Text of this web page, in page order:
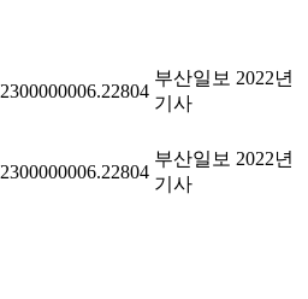
부산일보 2022년
기사
부산일보 2022년
기사